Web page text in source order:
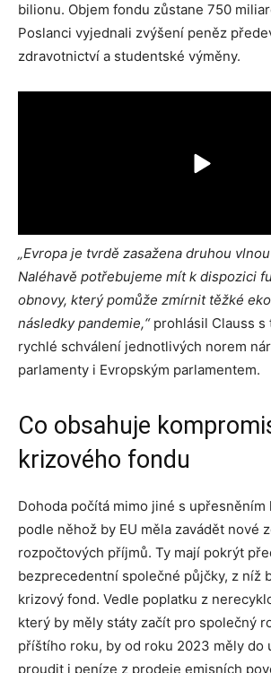
bilionu. Objem fondu zůstane 750
Poslanci vyjednali zvýšení peněz
zdravotnictví a studentské výměny.
„Evropa je tvrdě zasažena druhou
Naléhavě potřebujeme mít k dispozici
obnovy, který pomůže zmírnit těžké
následky pandemie,“prohlásil Clauss s
rychlé schválení jednotlivých norem
parlamenty i Evropským parlamentem.
Co obsahuje
krizového fondu
Dohoda počítá mimo jiné s upřesněním
podle něhož by EU měla zavádět nové
rozpočtových příjmů. Ty mají pokrýt
bezprecedentní společné půjčky, z níž
krizový fond. Vedle poplatku z
který by měly státy začít pro společný
příštího roku, by od roku 2023 měly do
proudit i peníze z prodeje emisních